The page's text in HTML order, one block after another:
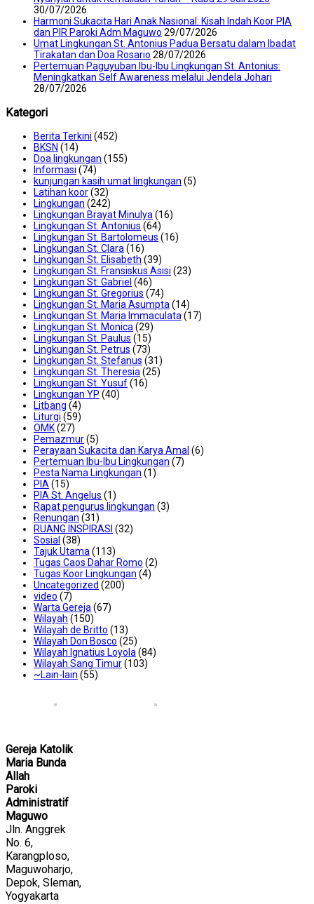
30/07/2026
Harmoni Sukacita Hari Anak Nasional: Kisah Indah Koor PIA
dan PIR Paroki Adm Maguwo 29/07/2026
Umat Lingkungan St. Antonius Padua Bersatu dalam Ibadat
Tirakatan dan Doa Rosario 28/07/2026
Pertemuan Paguyuban Ibu-Ibu Lingkungan St. Antonius:
Meningkatkan Self Awareness melalui Jendela Johari
28/07/2026
Kategori
Berita Terkini (452)
BKSN (14)
Doa lingkungan (155)
Informasi (74)
kunjungan kasih umat lingkungan (5)
Latihan koor(32)
Lingkungan (242)
Lingkungan Brayat Minulya (16)
Lingkungan St. Antonius (64)
Lingkungan St. Bartolomeus (16)
Lingkungan St. Clara (16)
Lingkungan St. Elisabeth (39)
Lingkungan St. Fransiskus Asisi (23)
Lingkungan St. Gabriel (46)
Lingkungan St. Gregorius (74)
Lingkungan St. Maria Asumpta (14)
Lingkungan St. Maria Immaculata (17)
Lingkungan St. Monica (29)
Lingkungan St. Paulus (15)
Lingkungan St. Petrus (73)
Lingkungan St. Stefanus (31)
Lingkungan St. Theresia (25)
Lingkungan St. Yusuf(16)
Lingkungan YP (40)
Litbang (4)
Liturgi (59)
OMK(27)
Pemazmur(5)
Perayaan Sukacita dan Karya Amal (6)
Pertemuan Ibu-Ibu Lingkungan (7)
Pesta Nama Lingkungan (1)
PIA (15)
PIA St. Angelus (1)
Rapat pengurus lingkungan (3)
Renungan (31)
RUANG INSPIRASI (32)
Sosial (38)
Tajuk Utama (113)
Tugas Caos Dahar Romo (2)
Tugas Koor Lingkungan (4)
Uncategorized (200)
video (7)
Warta Gereja (67)
Wilayah (150)
Wilayah de Britto (13)
Wilayah Don Bosco (25)
Wilayah Ignatius Loyola (84)
Wilayah Sang Timur(103)
~Lain-lain (55)
Gereja Katolik
Maria Bunda
Allah
Paroki
Administratif
Maguwo
Jln. Anggrek
No. 6,
Karangploso,
Maguwoharjo,
Depok, Sleman,
Yogyakarta